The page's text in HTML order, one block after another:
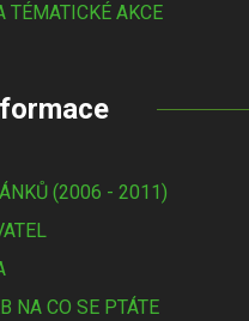
TÉMATICKÉ AKCE
(2006 - 2011)
NA CO SE PTÁTE